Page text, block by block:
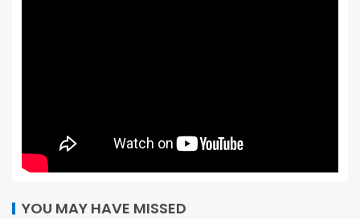
YOU MAY HAVE MISSED